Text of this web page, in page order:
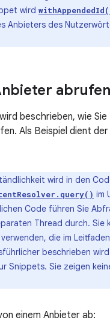
wird
Anbieters des
abrufen
beschrieben, wie
Als Beispiel dient
wird in den
im
Code führen Sie
Thread durch. Sie
verwenden, die im Leitfaden
beschrieben
Snippets. Sie zeigen
einem Anbieter ab: